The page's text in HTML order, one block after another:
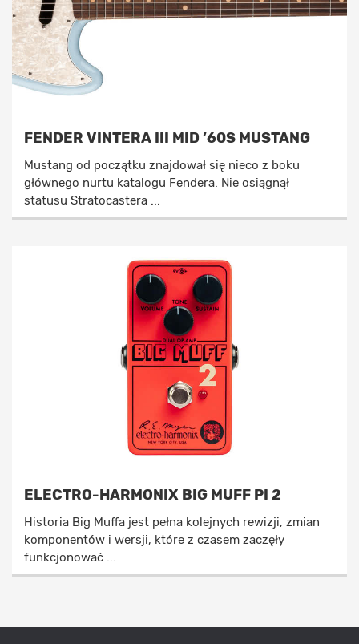
FENDER VINTERA III MID ’60S MUSTANG
Mustang od początku znajdował się nieco z boku
głównego nurtu katalogu Fendera. Nie osiągnął
statusu Stratocastera ...
ELECTRO-HARMONIX BIG MUFF PI 2
Historia Big Muffa jest pełna kolejnych rewizji, zmian
komponentów i wersji, które z czasem zaczęły
funkcjonować ...